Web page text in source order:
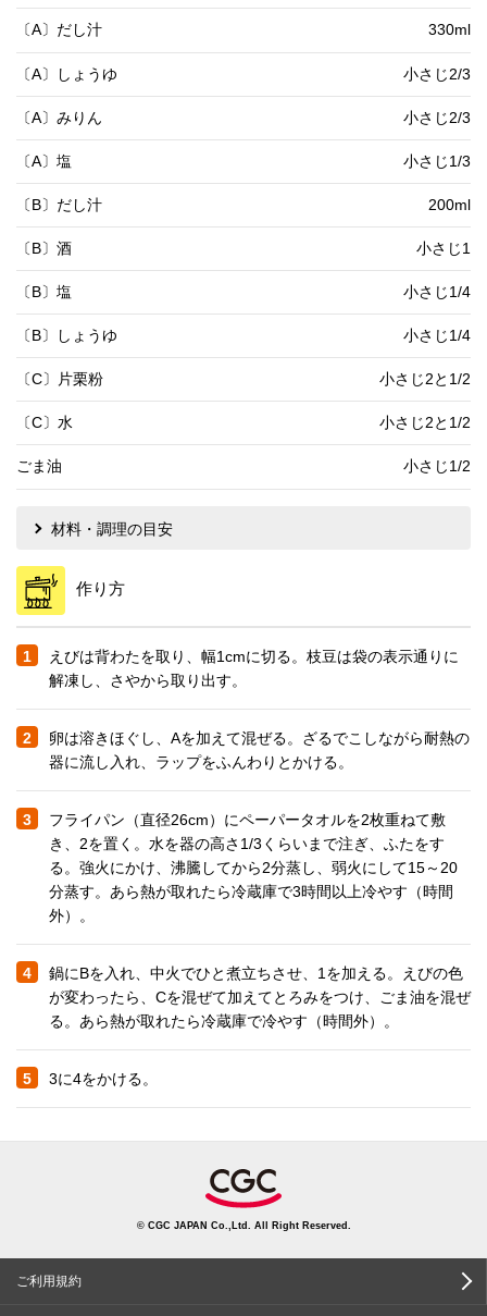
〔A〕だし汁 330ml
〔A〕しょうゆ 小さじ2/3
〔A〕みりん 小さじ2/3
〔A〕塩 小さじ1/3
〔B〕だし汁 200ml
〔B〕酒 小さじ1
〔B〕塩 小さじ1/4
〔B〕しょうゆ 小さじ1/4
〔C〕片栗粉 小さじ2と1/2
〔C〕水 小さじ2と1/2
ごま油 小さじ1/2
材料・調理の目安
作り方
1
えびは背わたを取り、幅1cmに切る。枝豆は袋の表示通りに
解凍し、さやから取り出す。
2
卵は溶きほぐし、Aを加えて混ぜる。ざるでこしながら耐熱の
器に流し入れ、ラップをふんわりとかける。
3
フライパン（直径26cm）にペーパータオルを2枚重ねて敷
き、2を置く。水を器の高さ1/3くらいまで注ぎ、ふたをす
る。強火にかけ、沸騰してから2分蒸し、弱火にして15～20
分蒸す。あら熱が取れたら冷蔵庫で3時間以上冷やす（時間
外）。
4
鍋にBを入れ、中火でひと煮立ちさせ、1を加える。えびの色
が変わったら、Cを混ぜて加えてとろみをつけ、ごま油を混ぜ
る。あら熱が取れたら冷蔵庫で冷やす（時間外）。
5 3に4をかける。
© CGC JAPAN Co.,Ltd. All Right Reserved.
ご利用規約